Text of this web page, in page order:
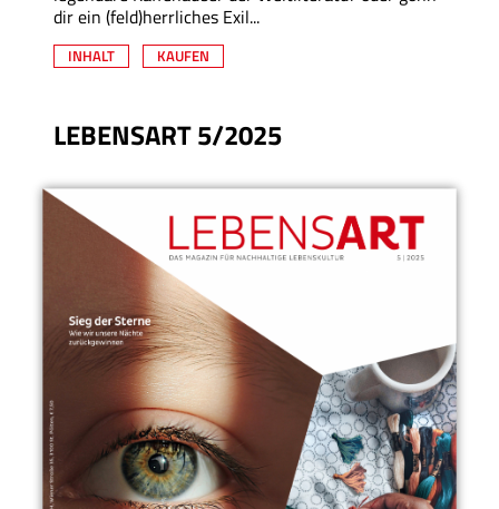
dir ein (feld)herrliches Exil...
INHALT KAUFEN
LEBENSART 5/2025